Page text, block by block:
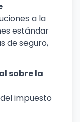
a la
estándar
de seguro,
sobre la
impuesto